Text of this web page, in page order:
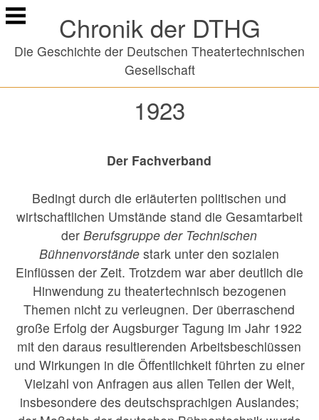
Springe
zu
Chronik der DTHG
Die Geschichte der Deutschen Theatertechnischen
Gesellschaft
1923
Der Fachverband
Bedingt durch die erläuterten politischen und
wirtschaftlichen Umstände stand die Gesamtarbeit
derBerufsgruppe der Technischen
Bühnenvorstände stark unter den sozialen
Einflüssen der Zeit. Trotzdem war aber deutlich die
Hinwendung zu theatertechnisch bezogenen
Themen nicht zu verleugnen. Der überraschend
große Erfolg der Augsburger Tagung im Jahr 1922
mit den daraus resultierenden Arbeitsbeschlüssen
und Wirkungen in die Öffentlichkeit führten zu einer
Vielzahl von Anfragen aus allen Teilen der Welt,
insbesondere des deutschsprachigen Auslandes;